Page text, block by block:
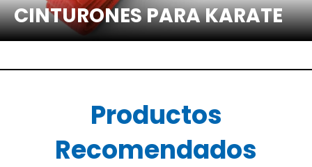
CINTURONES PARA KARATE
Productos
Recomendados